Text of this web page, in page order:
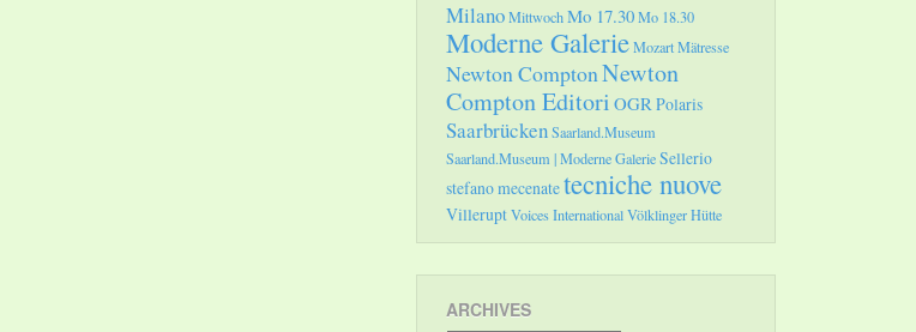
MilanoMittwochMo 17.30Mo 18.30
Moderne GalerieMozartMätresse
Newton ComptonNewton
Compton Editori OGRPolaris
SaarbrückenSaarland.Museum
Saarland.Museum | Moderne GalerieSellerio
stefano mecenatetecniche nuove
VilleruptVoices InternationalVölklinger Hütte
ARCHIVES